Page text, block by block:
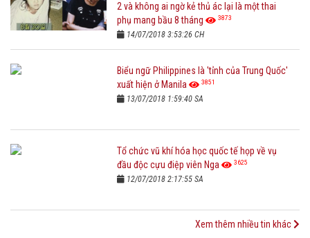
2 và không ai ngờ kẻ thủ ác lại là một thai
phụ mang bầu 8 tháng
3873
14/07/2018 3:53:26 CH
Biểu ngữ Philippines là 'tỉnh của Trung Quốc'
xuất hiện ở Manila
3851
13/07/2018 1:59:40 SA
Tổ chức vũ khí hóa học quốc tế họp về vụ
đầu độc cựu điệp viên Nga
3625
12/07/2018 2:17:55 SA
Xem thêm nhiều tin khác